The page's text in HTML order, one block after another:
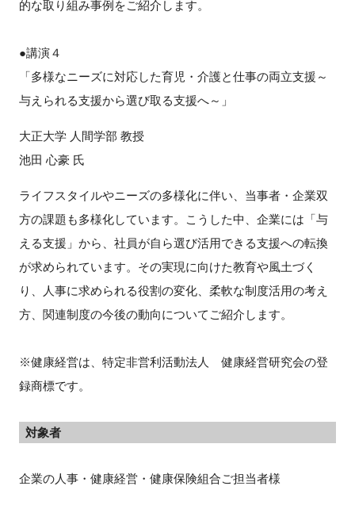
的な取り組み事例をご紹介します。
●講演４
「多様なニーズに対応した育児・介護と仕事の両立支援～
与えられる支援から選び取る支援へ～」
大正大学 人間学部 教授
池田 心豪 氏
ライフスタイルやニーズの多様化に伴い、当事者・企業双
方の課題も多様化しています。こうした中、企業には「与
える支援」から、社員が自ら選び活用できる支援への転換
が求められています。その実現に向けた教育や風土づく
り、人事に求められる役割の変化、柔軟な制度活用の考え
方、関連制度の今後の動向についてご紹介します。
※健康経営は、特定非営利活動法人 健康経営研究会の登
録商標です。
対象者
企業の人事・健康経営・健康保険組合ご担当者様